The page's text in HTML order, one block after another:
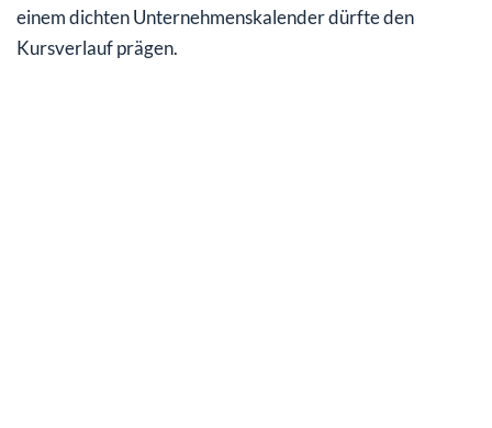
einem dichten Unternehmenskalender dürfte den
Kursverlauf prägen.